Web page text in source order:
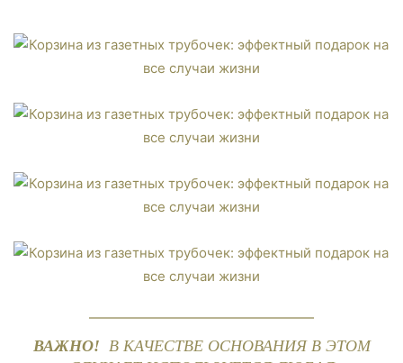
ВАЖНО! В КАЧЕСТВЕ ОСНОВАНИЯ В ЭТОМ